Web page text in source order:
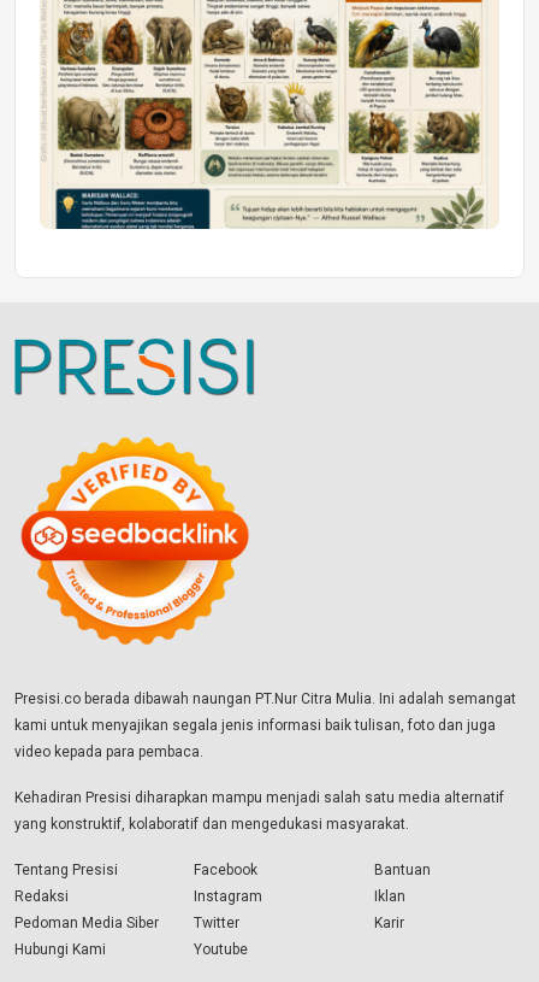
Presisi.co berada dibawah naungan PT.Nur Citra Mulia. Ini adalah semangat
kami untuk menyajikan segala jenis informasi baik tulisan, foto dan juga
video kepada para pembaca.
Kehadiran Presisi diharapkan mampu menjadi salah satu media alternatif
yang konstruktif, kolaboratif dan mengedukasi masyarakat.
Tentang Presisi
Redaksi
Pedoman Media Siber
Hubungi Kami
Facebook
Instagram
Twitter
Youtube
Bantuan
Iklan
Karir